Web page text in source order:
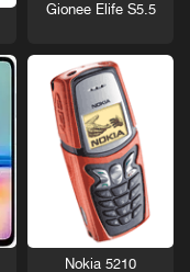
Gionee Elife S5.5
Nokia 5210